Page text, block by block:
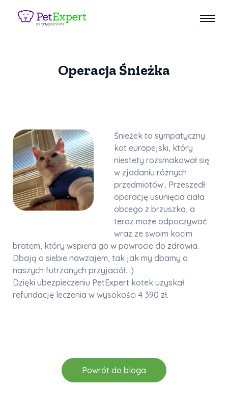
Operacja Śnieżka
Śnieżek to sympatyczny
kot europejski, który
niestety rozsmakował się
w zjadaniu różnych
przedmiotów.. Przeszedł
operację usunięcia ciała
obcego z brzuszka, a
teraz może odpoczywać
wraz ze swoim kocim
bratem, który wspiera go w powrocie do zdrowia.
Dbają o siebie nawzajem, tak jak my dbamy o
naszych futrzanych przyjaciół. :)
Dzięki ubezpieczeniu PetExpert kotek uzyskał
refundację leczenia w wysokości 4 390 zł.
Powrót do bloga